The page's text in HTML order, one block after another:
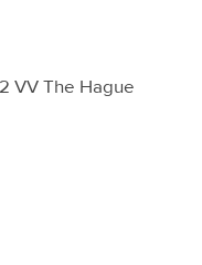
VV The Hague